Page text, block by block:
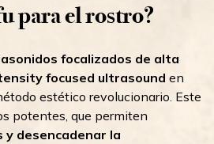
para el rostro?
focalizados de alta
focused ultrasound en
estético revolucionario. Este
potentes, que permiten
y desencadenar la